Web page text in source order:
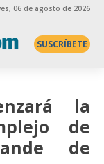
, 06 de agosto de 2026
SUSCRÍBETE
la
de
de